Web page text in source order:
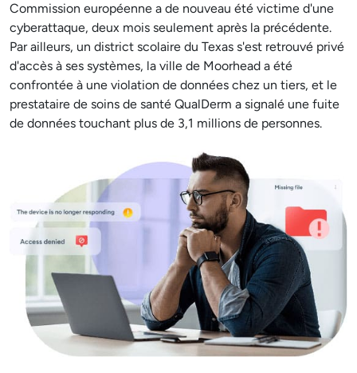
Commission européenne a de nouveau été victime d'une
cyberattaque, deux mois seulement après la précédente.
Par ailleurs, un district scolaire du Texas s'est retrouvé privé
d'accès à ses systèmes, la ville de Moorhead a été
confrontée à une violation de données chez un tiers, et le
prestataire de soins de santé QualDerm a signalé une fuite
de données touchant plus de 3,1 millions de personnes.